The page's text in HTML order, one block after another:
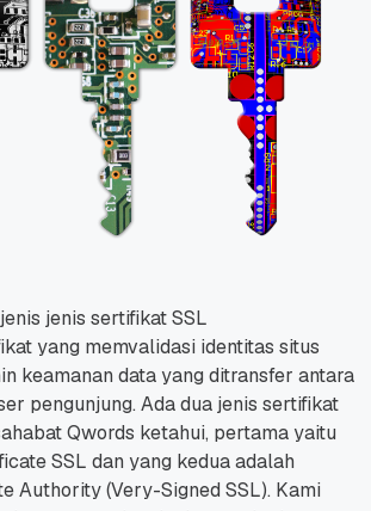
jenis jenis sertifikat SSL
yang memvalidasi identitas situs
keamanan data yang ditransfer antara
pengunjung. Ada dua jenis sertifikat
Qwords ketahui, pertama yaitu
SSL dan yang kedua adalah
Authority (Very-Signed SSL). Kami